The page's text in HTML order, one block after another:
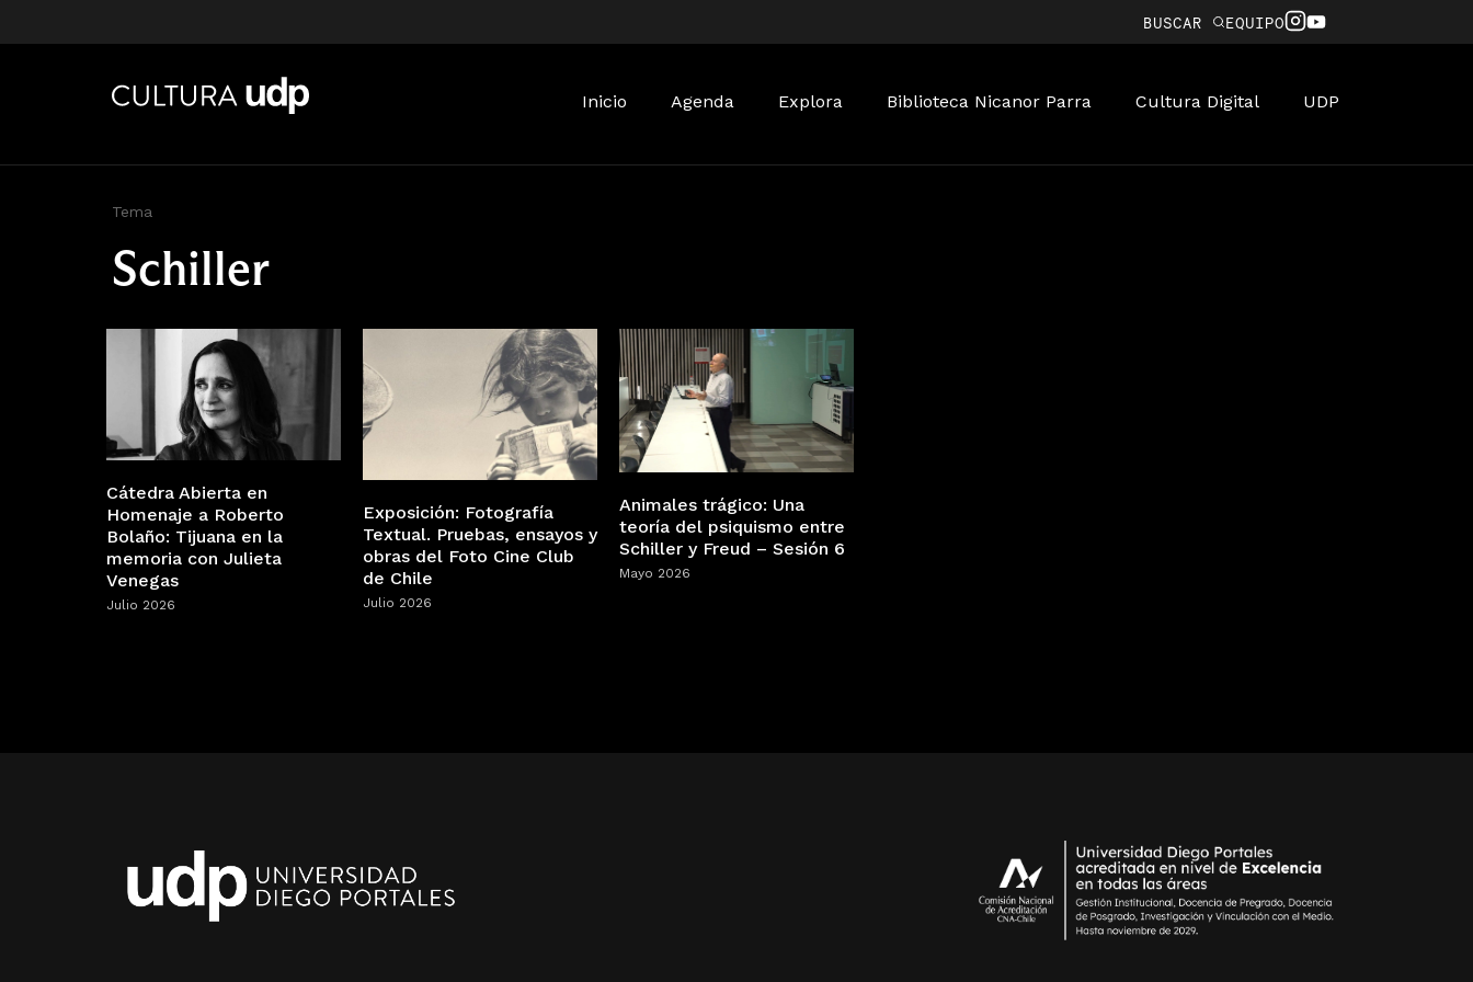
BUSCAR EQUIPO
Inicio Agenda Explora Biblioteca Nicanor Parra Cultura Digital UDP
Tema
Schiller
Cátedra Abierta en
Homenaje a Roberto
Bolaño: Tijuana en la
memoria con Julieta
Venegas
Julio 2026
Exposición: Fotografía
Textual. Pruebas, ensayos y
obras del Foto Cine Club
de Chile
Julio 2026
Animales trágico: Una
teoría del psiquismo entre
Schiller y Freud – Sesión 6
Mayo 2026